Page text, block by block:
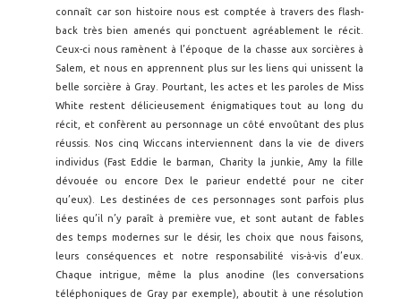
connaît car son histoire nous est comptée à travers des flash-
back très bien amenés qui ponctuent agréablement le récit.
Ceux-ci nous ramènent à l’époque de la chasse aux sorcières à
Salem, et nous en apprennent plus sur les liens qui unissent la
belle sorcière à Gray. Pourtant, les actes et les paroles de Miss
White restent délicieusement énigmatiques tout au long du
récit, et confèrent au personnage un côté envoûtant des plus
réussis. Nos cinq Wiccans interviennent dans la vie de divers
individus (Fast Eddie le barman, Charity la junkie, Amy la fille
dévouée ou encore Dex le parieur endetté pour ne citer
qu’eux). Les destinées de ces personnages sont parfois plus
liées qu’il n’y paraît à première vue, et sont autant de fables
des temps modernes sur le désir, les choix que nous faisons,
leurs conséquences et notre responsabilité vis-à-vis d’eux.
Chaque intrigue, même la plus anodine (les conversations
téléphoniques de Gray par exemple), aboutit à une résolution